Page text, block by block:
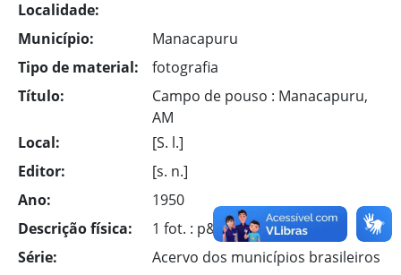
Localidade:
Município:
Manacapuru
Tipo de material:
fotografia
Título:
Campo de pouso : Manacapuru,
AM
Local:
[S. l.]
Editor:
[s. n.]
Ano:
1950
Descrição física:
1 fot. : p&b
Série:
Acervo dos municípios brasileiros